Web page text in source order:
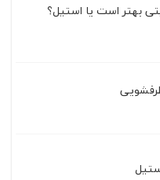
بهتر است یا استیل؟